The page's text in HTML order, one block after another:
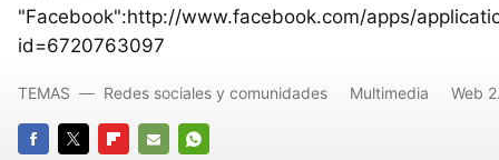
"Facebook":http://www.facebook.com/apps/
id=6720763097
TEMAS Redes sociales y comunidades Multimedia Web